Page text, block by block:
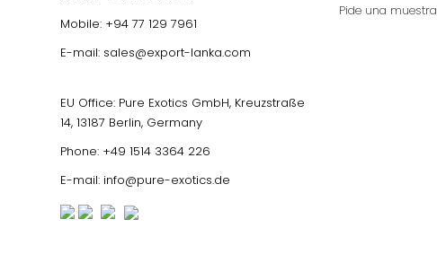
Mobile: +94 77 129 7961
E-mail: sales@export-lanka.com
EU Office: Pure Exotics GmbH, Kreuzstraße
14, 13187 Berlin, Germany
Phone: +49 1514 3364 226
E-mail: info@pure-exotics.de
Pide una muestra